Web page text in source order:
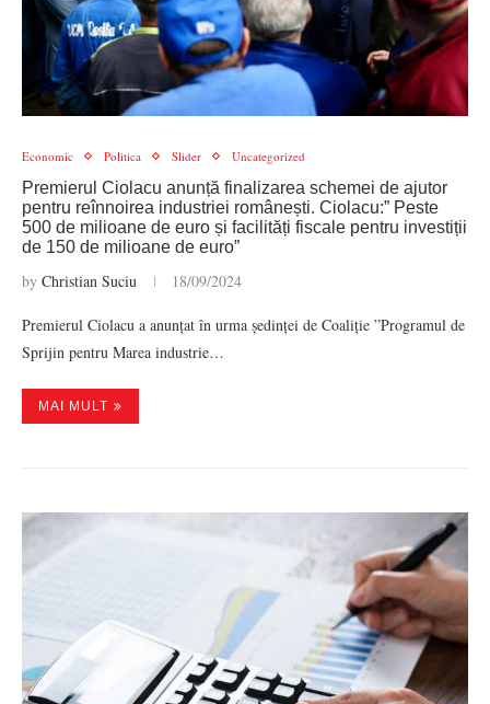
Economic Politica Slider Uncategorized
Premierul Ciolacu anunță finalizarea schemei de ajutor
pentru reînnoirea industriei românești. Ciolacu:” Peste
500 de milioane de euro și facilități fiscale pentru investiții
de 150 de milioane de euro”
by Christian Suciu 18/09/2024
Premierul Ciolacu a anunțat în urma ședinței de Coaliție ”Programul de
Sprijin pentru Marea industrie…
MAI MULT